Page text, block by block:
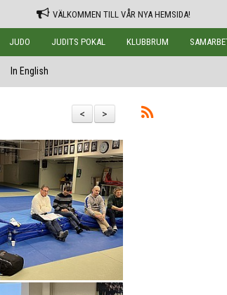
VÄLKOMMEN TILL VÅR NYA HEMSIDA!
JUDO JUDITS POKAL KLUBBRUM
In English
>
<